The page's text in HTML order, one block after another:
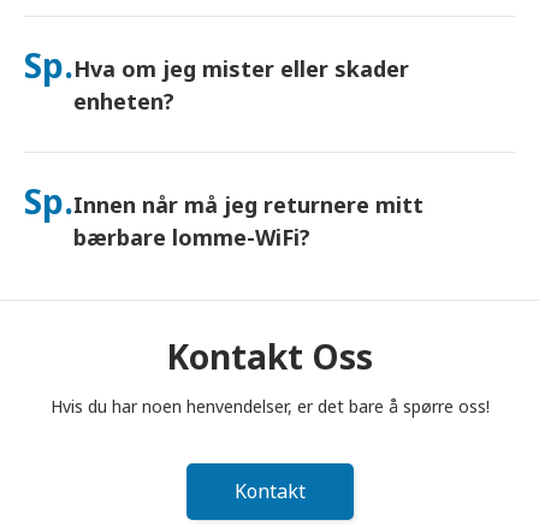
Ja – koble til opptil 10 enheter samtidig (telefoner, nettbrett,
inkluderer en gratis nødlader for bruk hele dagen.
Sp.Hva om jeg mister eller skader
enheten?
Du kan legge til Forsikring i kassen for å dekke tap eller skade.
skjer, kontakt oss umiddelbart – vi hjelper deg med å holde
deg tilkoblet.
Sp.Innen når må jeg returnere mitt
bærbare lomme-WiFi?
avsluttet. Hvis du returnerer for sent, vil du bli belastet.
Kontakt Oss
Hvis du har noen henvendelser, er det bare å spørre oss!
Kontakt